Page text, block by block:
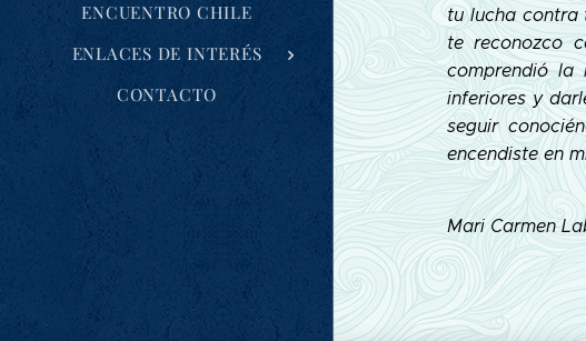
ENCUENTRO CHILE
ENLACES DE INTERÉS
CONTACTO
tu lucha contra
te reconozco
comprendió la
inferiores y
seguir
encendiste en
Mari Carmen